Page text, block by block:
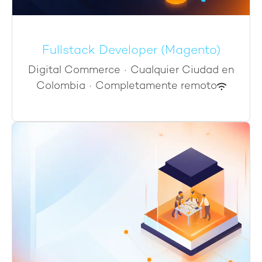
Fullstack Developer (Magento)
Digital Commerce · Cualquier Ciudad en
Colombia · Completamente remoto